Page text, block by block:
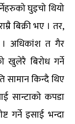
घुइचो थियो
बिक्री भए । तर,
। अधिकांश त गैर
खुलेरै बिरोध गर्ने
सामान किन्दै थिए
सान्टाको कपडा
गर्ने इसाई भन्दा